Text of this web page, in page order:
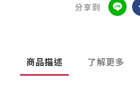
分享到
商品描述 了解更多